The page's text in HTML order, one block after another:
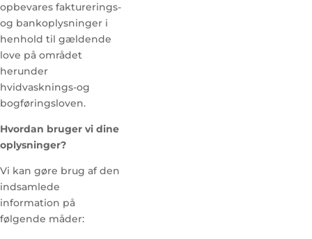
opbevares fakturerings-
og bankoplysninger i
henhold til gældende
love på området
herunder
hvidvasknings-og
bogføringsloven.
Hvordan bruger vi dine
oplysninger?
Vi kan gøre brug af den
indsamlede
information på
følgende måder: